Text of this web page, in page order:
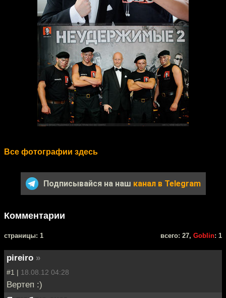
Все фотографии здесь
Подписывайся на наш канал в Telegram
Комментарии
cтраницы: 1 всего: 27, Goblin: 1
pireiro »
#1 | 18.08.12 04:28
Вертеп :)